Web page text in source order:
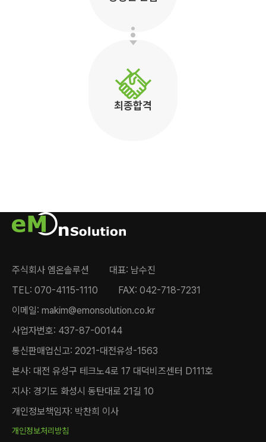
최종합격
주식회사 엠온솔루션
대표: 남수진
TEL: 070-4115-1110
FAX: 042-718-7231
이메일: makim@emonsolution.co.kr
사업자번호: 437-87-00144
통신판매업신고: 2021-대전유성-1563
본사: 대전 유성구 테크노4로 17 대덕비즈센터 D111호
지사: 경기도 화성시 동탄대로 21길 10
개인정보책임자: 박찬희 이사
개인정보처리방침